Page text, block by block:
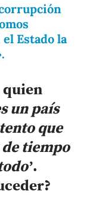
Estado la
quien
un país
que
tiempo
.